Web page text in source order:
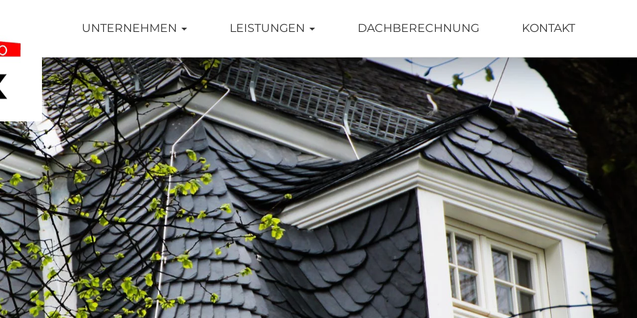
UNTERNEHMEN LEISTUNGEN DACHBERECHNUNG KONTAKT